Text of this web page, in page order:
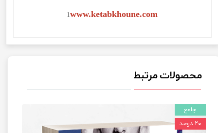
1www.ketabkhoune.com
محصولات مرتبط
جامع
۲۰ درصد